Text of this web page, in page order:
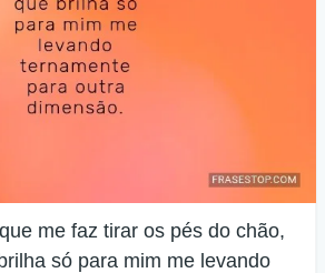
me faz tirar os pés do chão,
só para mim me levando